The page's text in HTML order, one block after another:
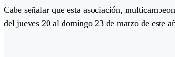
Cabe señalar que esta asociación,
del jueves 20 al domingo 23 de marzo de este